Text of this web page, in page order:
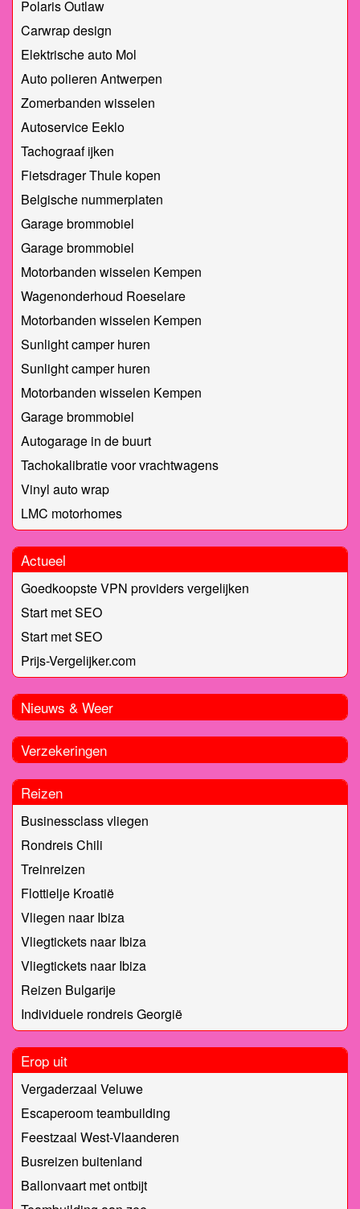
Polaris Outlaw
Carwrap design
Elektrische auto Mol
Auto polieren Antwerpen
Zomerbanden wisselen
Autoservice Eeklo
Tachograaf ijken
Fietsdrager Thule kopen
Belgische nummerplaten
Garage brommobiel
Garage brommobiel
Motorbanden wisselen Kempen
Wagenonderhoud Roeselare
Motorbanden wisselen Kempen
Sunlight camper huren
Sunlight camper huren
Motorbanden wisselen Kempen
Garage brommobiel
Autogarage in de buurt
Tachokalibratie voor vrachtwagens
Vinyl auto wrap
LMC motorhomes
Actueel
Goedkoopste VPN providers vergelijken
Start met SEO
Start met SEO
Prijs-Vergelijker.com
Nieuws & Weer
Verzekeringen
Reizen
Businessclass vliegen
Rondreis Chili
Treinreizen
Flottielje Kroatië
Vliegen naar Ibiza
Vliegtickets naar Ibiza
Vliegtickets naar Ibiza
Reizen Bulgarije
Individuele rondreis Georgië
Erop uit
Vergaderzaal Veluwe
Escaperoom teambuilding
Feestzaal West-Vlaanderen
Busreizen buitenland
Ballonvaart met ontbijt